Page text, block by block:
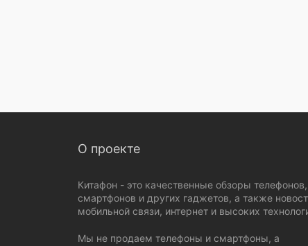
О проекте
Китафон - это качественные обзоры телефонов,
смартфонов и других гаджетов, а также
мобильной связи, интернет и высоких
Мы не продаем телефоны и смартфоны, а